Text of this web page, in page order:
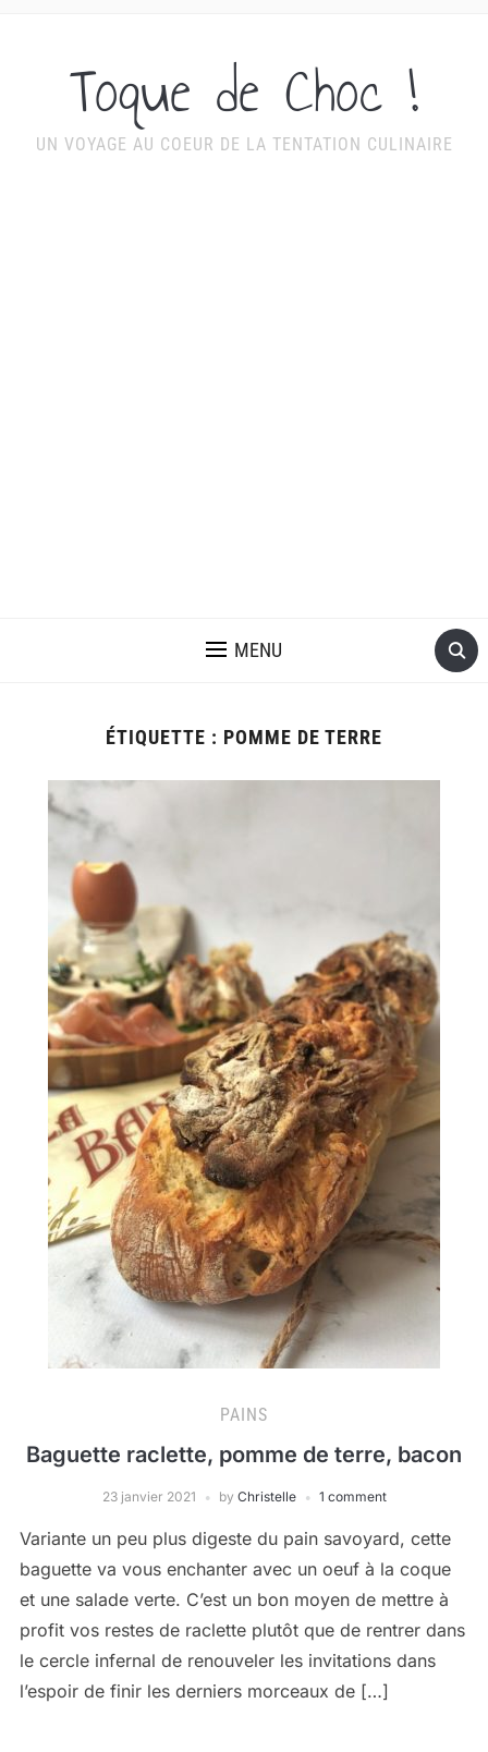
Toque de Choc !
UN VOYAGE AU COEUR DE LA TENTATION CULINAIRE
MENU
ÉTIQUETTE : POMME DE TERRE
PAINS
Baguette raclette, pomme de terre, bacon
23 janvier 2021 by Christelle 1 comment
Variante un peu plus digeste du pain savoyard, cette
baguette va vous enchanter avec un oeuf à la coque
et une salade verte. C’est un bon moyen de mettre à
profit vos restes de raclette plutôt que de rentrer dans
le cercle infernal de renouveler les invitations dans
l’espoir de finir les derniers morceaux de […]